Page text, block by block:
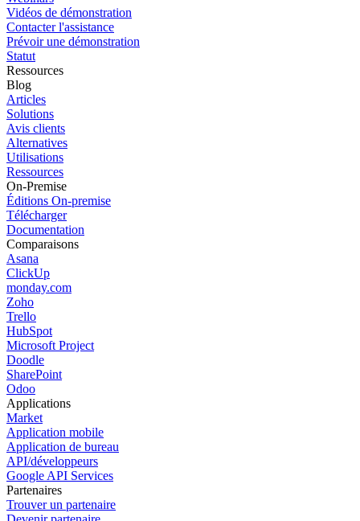
Vidéos de démonstration
Contacter l'assistance
Prévoir une démonstration
Statut
Ressources
Blog
Articles
Solutions
Avis clients
Alternatives
Utilisations
Ressources
On-Premise
Éditions On-premise
Télécharger
Documentation
Comparaisons
Asana
ClickUp
monday.com
Zoho
Trello
HubSpot
Microsoft Project
Doodle
SharePoint
Odoo
Applications
Market
Application mobile
Application de bureau
API/développeurs
Google API Services
Partenaires
Trouver un partenaire